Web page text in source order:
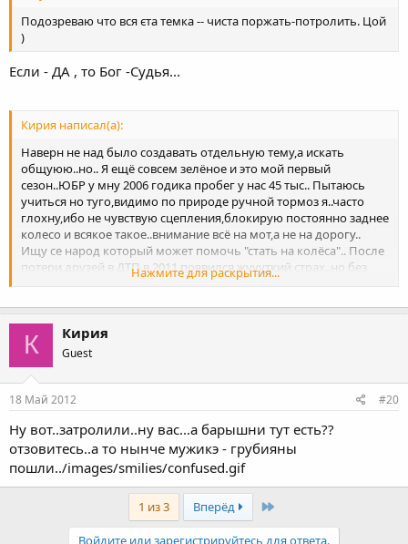
Подозреваю что вся єта темка -- чиста поржать-потролить. Цой
)
Если - ДА , то Бог -Судья...
Кирия написал(а):
Наверн не над было создавать отдельную тему,а искать
общуюю..но.. Я ещё совсем зелёное и это мой первый
сезон..ЮБР у мну 2006 годика пробег у нас 45 тыс.. Пытаюсь
учиться но туго,видимо по природе ручной тормоз я..часто
глохну,ибо не чувствую сцепления,блокирую постоянно заднее
колесо и всякое такое..внимание всё на мот,а не на дорогу..
Ищу се народ который может помочь "стать на колёса".. После
потери друзей в ДТП в 2011 появился жуууткий страх..но без
мото тож не могу..нуна что б ктот раздуплил.. а то друзья кто
Нажмите для раскрытия...
К Кирия
Guest
18 Май 2012 #20
Ну вот..затролили..ну вас...а барышни тут есть??
отзовитесь..а то нынче мужикэ - грубияны
пошли../images/smilies/confused.gif
1 из 3 Вперёд Last
Войдите или зарегистрируйтесь для ответа.